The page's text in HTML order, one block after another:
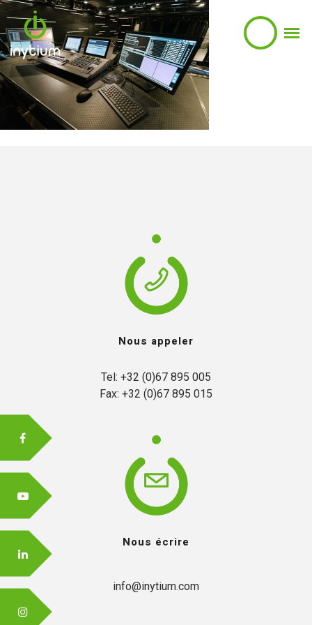
EN
Nous appeler
Tel: +32 (0)67 895 005
Fax: +32 (0)67 895 015
Nous écrire
info@inytium.com